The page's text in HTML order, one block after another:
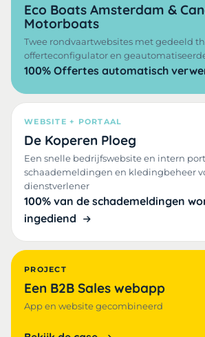
Eco Boats Amsterdam &
Motorboats
Twee rondvaartwebsites met gedeeld
offerteconfigulator en
100% Offertes automatisch
WEBSITE + PORTAAL
De Koperen Ploeg
Een snelle bedrijfswebsite en intern
schaademeldingen en kledingbeheer
dienstverlener
100% van de schademeldingen
ingediend
PROJECT
Een B2B Sales webapp
App en website gecombineerd